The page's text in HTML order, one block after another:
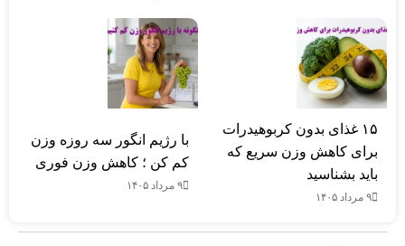
۱۵ غذای بدون کربوهیدرات
برای کاهش وزن سریع که
باید بشناسید
۹ مرداد ۱۴۰۵
با رژیم انگور سه روزه وزن
کم کن ؛ کاهش وزن فوری
۹ مرداد ۱۴۰۵